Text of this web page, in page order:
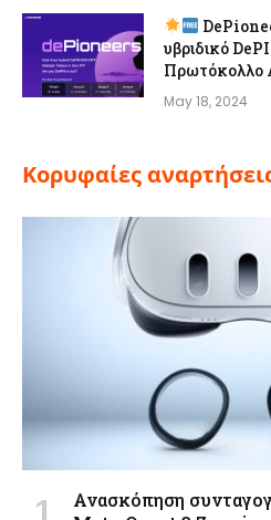
υβριδικό
Πρωτόκολλο
May 18, 2024
Κορυφαίες
Ανασκόπηση